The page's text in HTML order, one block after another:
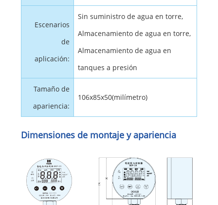
Escenarios
de
aplicación:
Sin suministro de agua en torre,
Almacenamiento de agua en torre,
Almacenamiento de agua en
tanques a presión
Tamaño de
apariencia:
106x85x50(milímetro)
Dimensiones de montaje y apariencia